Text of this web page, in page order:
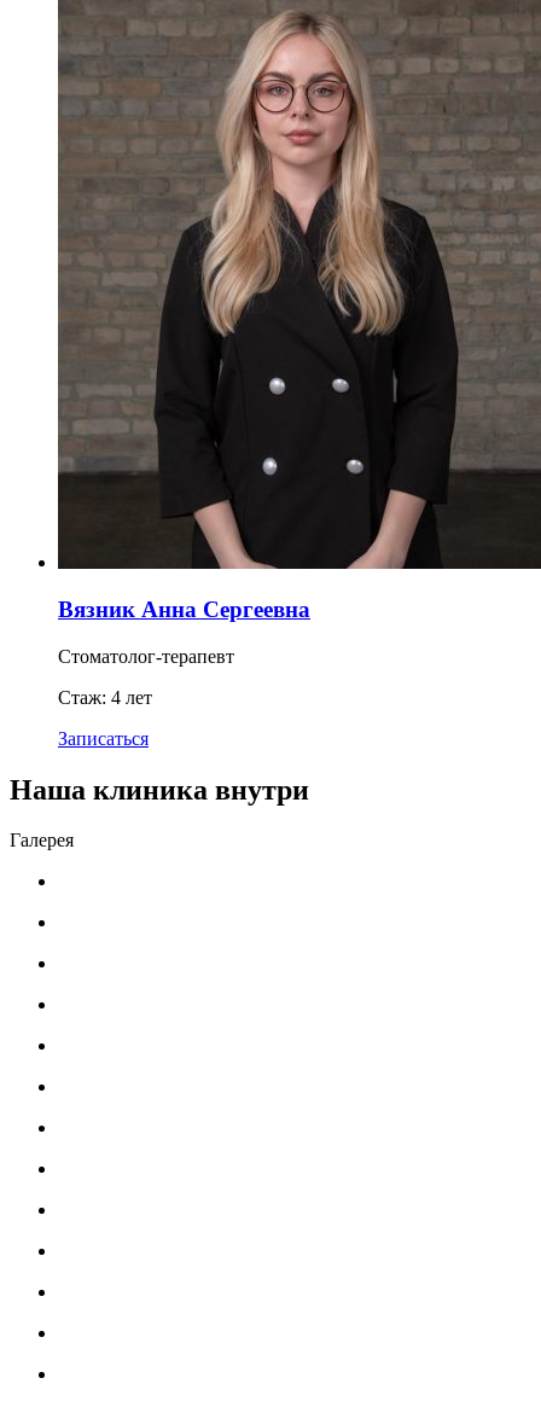
Вязник Анна Сергеевна
Стоматолог-терапевт
Стаж: 4 лет
Записаться
Наша клиника внутри
Галерея